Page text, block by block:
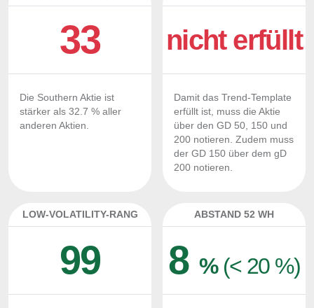
33
Die Southern Aktie ist
stärker als 32.7 % aller
anderen Aktien.
nicht erfüllt
Damit das Trend-Template
erfüllt ist, muss die Aktie
über den GD 50, 150 und
200 notieren. Zudem muss
der GD 150 über dem gD
200 notieren.
LOW-VOLATILITY-RANG
99
ABSTAND 52 WH
8 % (< 20 %)